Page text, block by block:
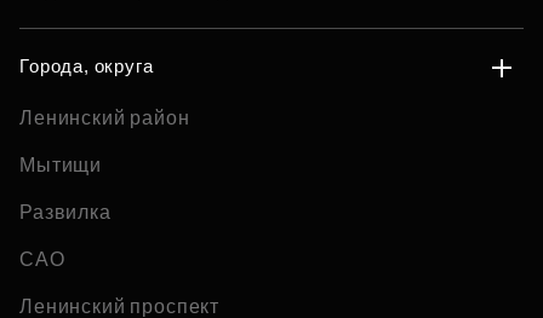
Города, округа
Ленинский район
Мытищи
Развилка
САО
Ленинский проспект